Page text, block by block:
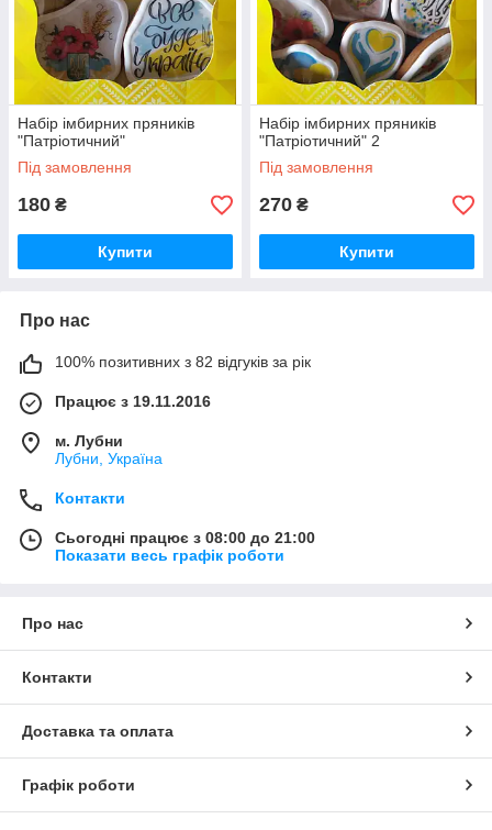
Набір імбирних пряників
"Патріотичний"
Під замовлення
180 ₴
Купити
Набір імбирних пряників
"Патріотичний" 2
Під замовлення
270 ₴
Купити
Про нас
100% позитивних з 82 відгуків за рік
Працює з 19.11.2016
м. Лубни
Лубни, Україна
Контакти
Сьогодні працює з 08:00 до 21:00
Показати весь графік роботи
Про нас
Контакти
Доставка та оплата
Графік роботи